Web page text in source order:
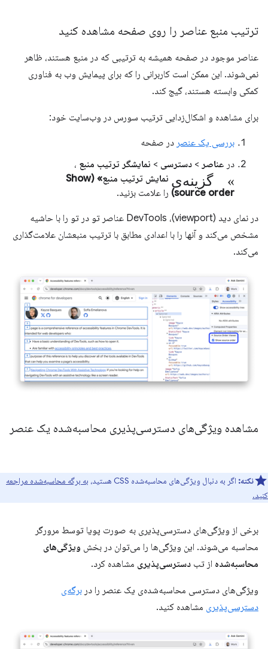
ترتیب منبع عناصر را روی صفحه مشاهده کنید
عناصر موجود در صفحه همیشه به ترتیبی که در منبع هستند، ظاهر
نمی‌شوند. این ممکن است کاربرانی را که برای پیمایش وب به فناوری
کمکی وابسته هستند، گیج کند.
برای مشاهده و اشکال‌زدایی ترتیب سورس در وب‌سایت خود:
بررسی یک عنصر در صفحه
در عناصر > دسترسی > نمایشگر ترتیب منبع ،
گزینه‌ی «
نمایش ترتیب منبع» (Show
source order) را علامت بزنید.
در نمای دید (viewport)، DevTools عناصر تو در تو را با حاشیه
مشخص می‌کند و آنها را با اعدادی مطابق با ترتیب منبعشان علامت‌گذاری
می‌کند.
مشاهده ویژگی‌های دسترسی‌پذیری محاسبه‌شده یک عنصر
نکته: اگر به دنبال ویژگی‌های محاسبه‌شده CSS هستید،
به برگه محاسبه‌شده مراجعه
کنید.
برخی از ویژگی‌های دسترسی‌پذیری به صورت پویا توسط مرورگر
محاسبه می‌شوند. این ویژگی‌ها را می‌توان در بخش ویژگی‌های
محاسبه‌شده از تب دسترسی‌پذیری مشاهده کرد.
ویژگی‌های دسترسی محاسبه‌شده‌ی یک عنصر را در برگه‌ی
دسترسی‌پذیری مشاهده کنید.